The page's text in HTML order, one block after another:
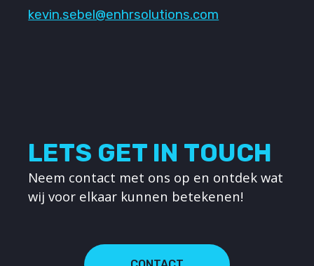
kevin.sebel@enhrsolutions.com
LETS GET IN TOUCH
Neem contact met ons op en ontdek wat
wij voor elkaar kunnen betekenen!